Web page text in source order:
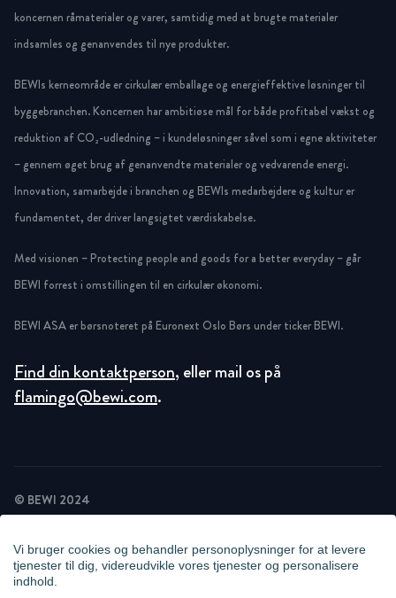
Vi bruger cookies og behandler personoplysninger for at levere
tjenester til dig, videreudvikle vores tjenester og personalisere
indhold.
koncernen råmaterialer og varer, samtidig med at brugte materialer
indsamles og genanvendes til nye produkter.
BEWIs kerneområde er cirkulær emballage og energieffektive løsninger til
byggebranchen. Koncernen har ambitiøse mål for både profitabel vækst og
reduktion af CO₂-udledning – i kundeløsninger såvel som i egne aktiviteter
– gennem øget brug af genanvendte materialer og vedvarende energi.
Innovation, samarbejde i branchen og BEWIs medarbejdere og kultur er
fundamentet, der driver langsigtet værdiskabelse.
Med visionen – Protecting people and goods for a better everyday – går
BEWI forrest i omstillingen til en cirkulær økonomi.
BEWI ASA er børsnoteret på Euronext Oslo Børs under ticker BEWI.
Find din kontaktperson, eller mail os på
flamingo@bewi.com.
© BEWI 2024
PRIVACY POLICY
NEWSLETTER PRIVACY POLICY
VIDEO SURVEILLANCE STATEMENT